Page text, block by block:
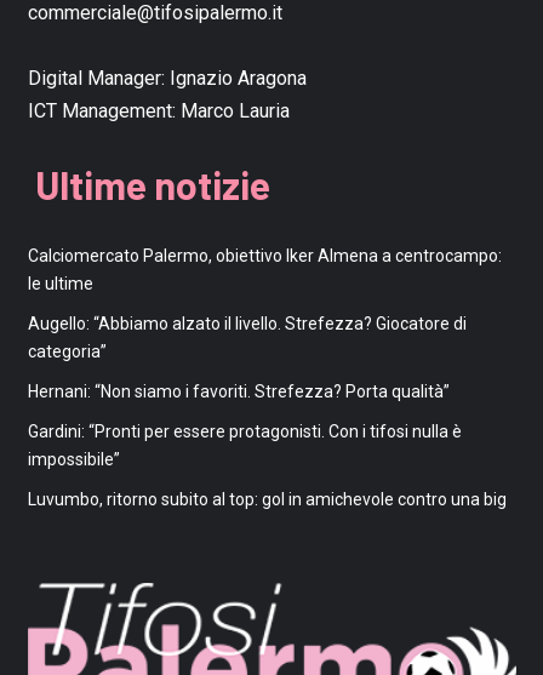
commerciale@tifosipalermo.it
Digital Manager: Ignazio Aragona
ICT Management: Marco Lauria
Ultime notizie
Calciomercato Palermo, obiettivo Iker Almena a centrocampo:
le ultime
Augello: “Abbiamo alzato il livello. Strefezza? Giocatore di
categoria”
Hernani: “Non siamo i favoriti. Strefezza? Porta qualità”
Gardini: “Pronti per essere protagonisti. Con i tifosi nulla è
impossibile”
Luvumbo, ritorno subito al top: gol in amichevole contro una big